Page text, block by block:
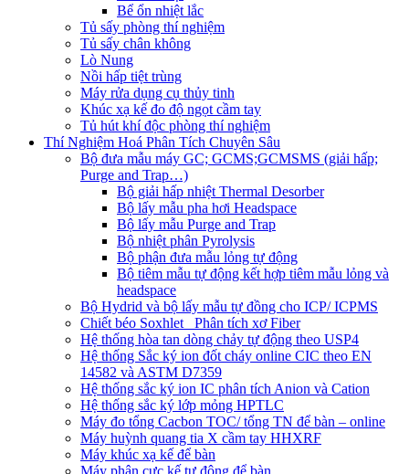
Bể ổn nhiệt lắc
Tủ sấy phòng thí nghiệm
Tủ sấy chân không
Lò Nung
Nồi hấp tiệt trùng
Máy rửa dụng cụ thủy tinh
Khúc xạ kế đo độ ngọt cầm tay
Tủ hút khí độc phòng thí nghiệm
Thí Nghiệm Hoá Phân Tích Chuyên Sâu
Bộ đưa mẫu máy GC; GCMS;GCMSMS (giải hấp;
Purge and Trap…)
Bộ giải hấp nhiệt Thermal Desorber
Bộ lấy mẫu pha hơi Headspace
Bộ lấy mẫu Purge and Trap
Bộ nhiệt phân Pyrolysis
Bộ phận đưa mẫu lỏng tự động
Bộ tiêm mẫu tự động kết hợp tiêm mẫu lỏng và
headspace
Bộ Hydrid và bộ lấy mẫu tự đồng cho ICP/ ICPMS
Chiết béo Soxhlet_ Phân tích xơ Fiber
Hệ thống hòa tan dòng chảy tự động theo USP4
Hệ thống Sắc ký ion đốt cháy online CIC theo EN
14582 và ASTM D7359
Hệ thống sắc ký ion IC phân tích Anion và Cation
Hệ thống sắc ký lớp mỏng HPTLC
Máy đo tổng Cacbon TOC/ tổng TN để bàn – online
Máy huỳnh quang tia X cầm tay HHXRF
Máy khúc xạ kế để bàn
Máy phân cực kế tự động để bàn